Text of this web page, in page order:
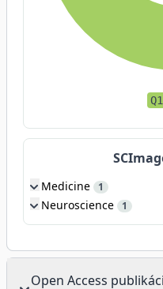
Q1
Medicine 1
Neuroscience 1
Open Access